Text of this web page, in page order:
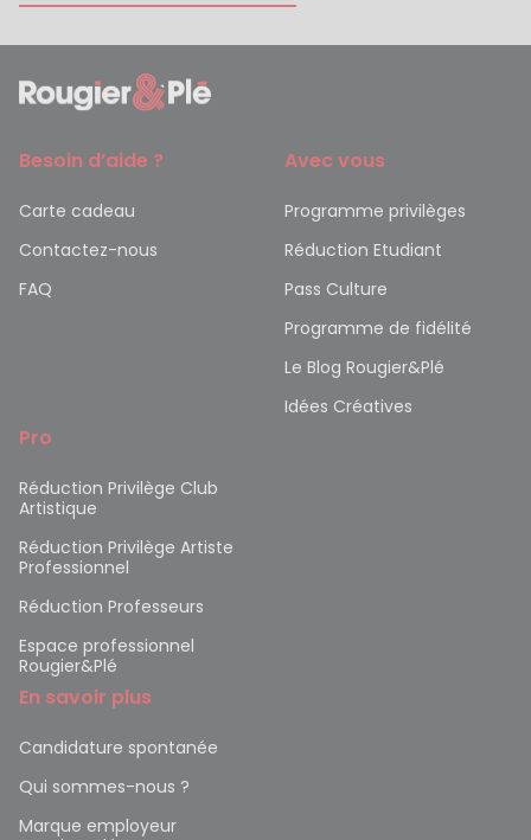
Besoin d’aide ?
Carte cadeau
Contactez-nous
FAQ
Avec vous
Programme privilèges
Réduction Etudiant
Pass Culture
Programme de fidélité
Le Blog Rougier&Plé
Idées Créatives
Pro
Réduction Privilège Club
Artistique
Réduction Privilège Artiste
Professionnel
Réduction Professeurs
Espace professionnel
Rougier&Plé
En savoir plus
Candidature spontanée
Qui sommes-nous ?
Marque employeur